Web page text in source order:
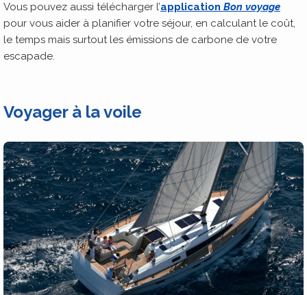
Vous pouvez aussi télécharger l’application Bon voyage
pour vous aider à planifier votre séjour, en calculant le coût,
le temps mais surtout les émissions de carbone de votre
escapade.
Voyager à la voile